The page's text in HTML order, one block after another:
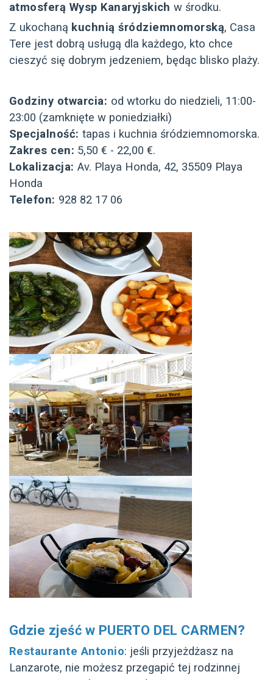
atmosferą Wysp Kanaryjskich w środku.
Z ukochaną kuchnią śródziemnomorską, Casa
Tere jest dobrą usługą dla każdego, kto chce
cieszyć się dobrym jedzeniem, będąc blisko plaży.
Godziny otwarcia: od wtorku do niedzieli, 11:00-
23:00 (zamknięte w poniedziałki)
Specjalność:tapas i kuchnia śródziemnomorska.
Zakres cen: 5,50 € - 22,00 €.
Lokalizacja:Av. Playa Honda, 42, 35509 Playa
Honda
Telefon: 928 82 17 06
Gdzie zjeść w PUERTO DEL CARMEN?
Restaurante Antonio: jeśli przyjeżdżasz na
Lanzarote, nie możesz przegapić tej rodzinnej